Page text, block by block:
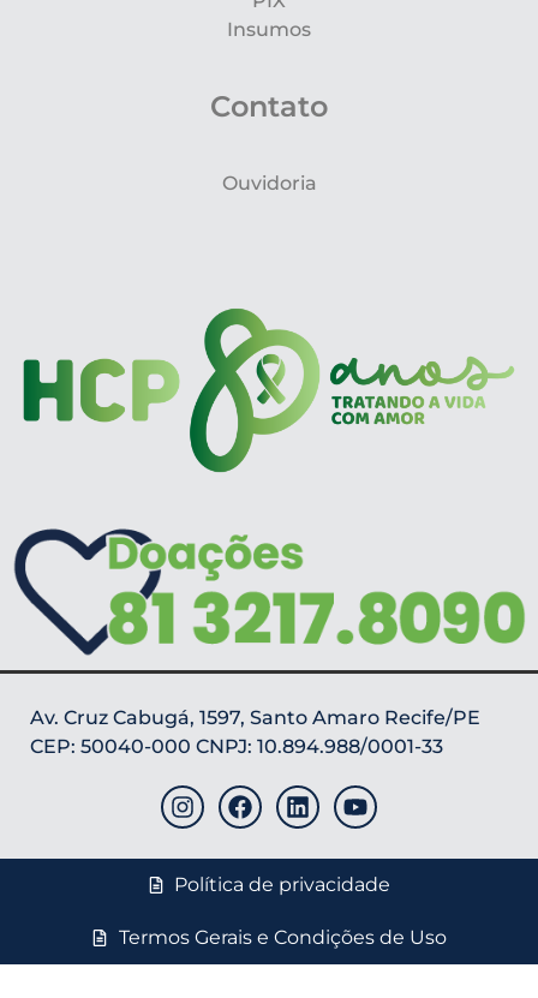
Insumos
Contato
Ouvidoria
Av. Cruz Cabugá, 1597, Santo Amaro Recife/PE
CEP: 50040-000 CNPJ: 10.894.988/0001-33
Política de privacidade
Termos Gerais e Condições de Uso